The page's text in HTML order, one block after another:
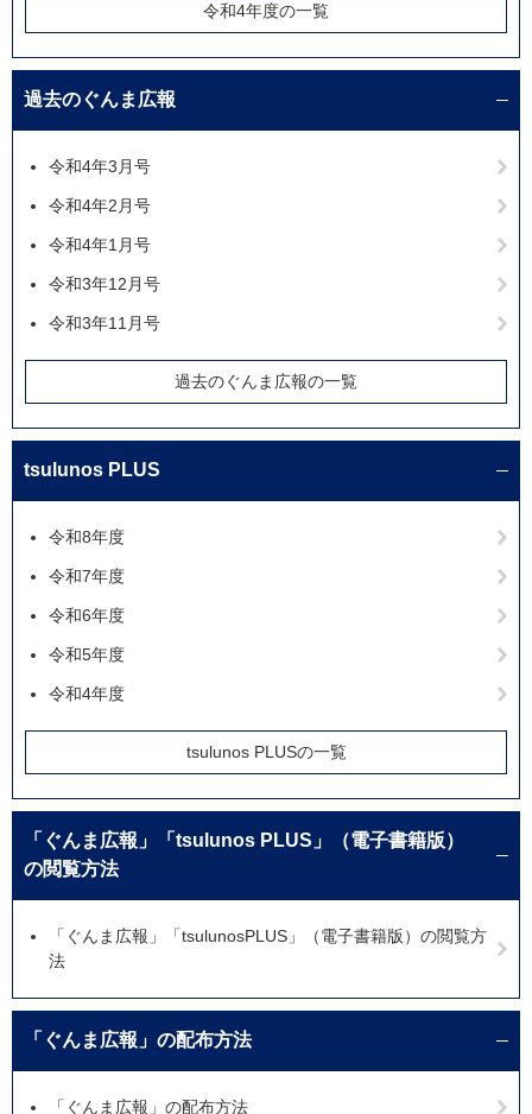
令和4年度の一覧
過去のぐんま広報
令和4年3月号
令和4年2月号
令和4年1月号
令和3年12月号
令和3年11月号
過去のぐんま広報の一覧
tsulunos PLUS
令和8年度
令和7年度
令和6年度
令和5年度
令和4年度
tsulunos PLUSの一覧
「ぐんま広報」「tsulunos PLUS」（電子書籍版）
の閲覧方法
「ぐんま広報」「tsulunosPLUS」（電子書籍版）の閲覧方
法
「ぐんま広報」の配布方法
「ぐんま広報」の配布方法